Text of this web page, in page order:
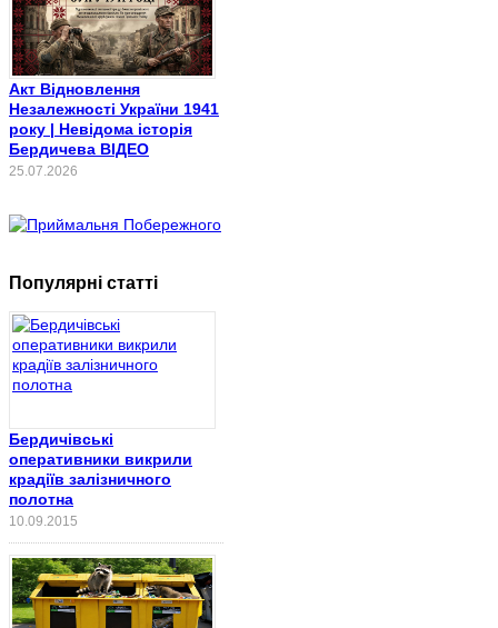
Акт Відновлення
Незалежності України 1941
року | Невідома історія
Бердичева ВІДЕО
25.07.2026
Популярні статті
Бердичівські
оперативники викрили
крадіїв залізничного
полотна
10.09.2015